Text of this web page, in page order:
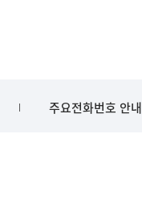
주요전화번호 안내